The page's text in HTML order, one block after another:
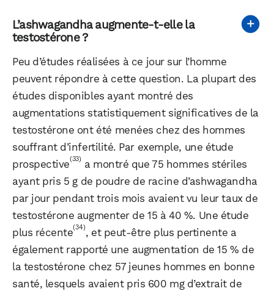
L’ashwagandha augmente-t-elle la
testostérone ?
Peu d’études réalisées à ce jour sur l’homme
peuvent répondre à cette question. La plupart des
études disponibles ayant montré des
augmentations statistiquement significatives de la
testostérone ont été menées chez des hommes
souffrant d’infertilité. Par exemple, une étude
prospective(33) a montré que 75 hommes stériles
ayant pris 5 g de poudre de racine d’ashwagandha
par jour pendant trois mois avaient vu leur taux de
testostérone augmenter de 15 à 40 %. Une étude
plus récente(34), et peut-être plus pertinente a
également rapporté une augmentation de 15 % de
la testostérone chez 57 jeunes hommes en bonne
santé, lesquels avaient pris 600 mg d’extrait de